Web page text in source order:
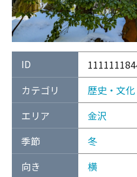
ID
カテゴリ
歴史・文化
エリア
金沢
季節
冬
向き
横